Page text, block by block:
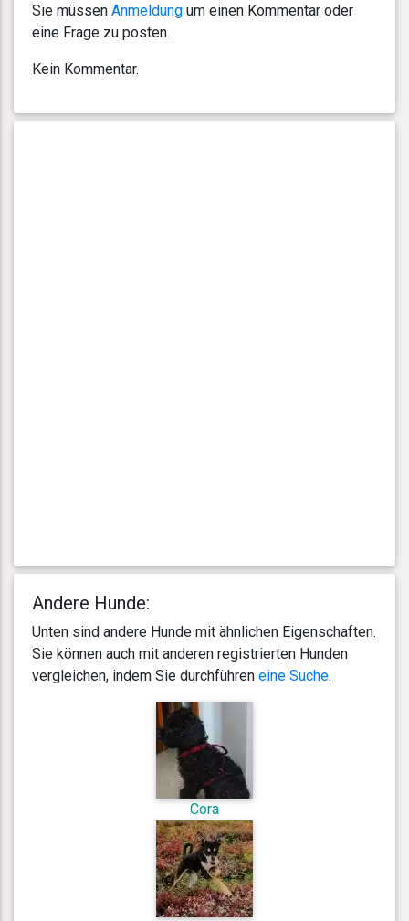
Sie müssen Anmeldung um einen Kommentar oder
eine Frage zu posten.
Kein Kommentar.
Andere Hunde:
Unten sind andere Hunde mit ähnlichen Eigenschaften.
Sie können auch mit anderen registrierten Hunden
vergleichen, indem Sie durchführen eine Suche.
Cora